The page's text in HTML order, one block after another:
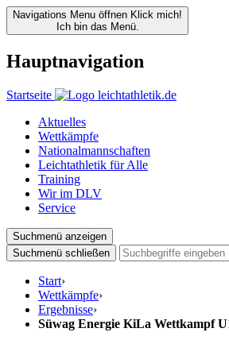
Navigations Menu öffnen Klick mich!
Ich bin das Menü.
Hauptnavigation
Startseite
Aktuelles
Wettkämpfe
Nationalmannschaften
Leichtathletik für Alle
Training
Wir im DLV
Service
Suchmenü anzeigen
Suchmenü schließen
Start›
Wettkämpfe›
Ergebnisse›
Süwag Energie KiLa Wettkampf